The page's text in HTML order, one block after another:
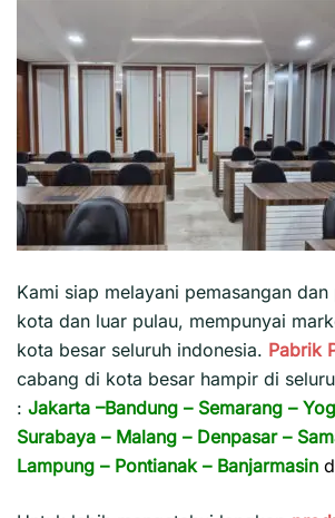
Kami siap melayani pemasangan dan
kota dan luar pulau, mempunyai
kota besar seluruh indonesia. Pabrik
cabang di kota besar hampir di
: Jakarta –Bandung – Semarang –
Surabaya – Malang – Denpasar–
Lampung – Pontianak – Banjarmasin